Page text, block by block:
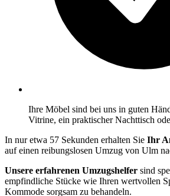
Ihre Möbel sind bei uns in guten
Vitrine, ein praktischer Nachttisch
In nur etwa 57 Sekunden erhalten Sie Ihr
auf einen reibungslosen Umzug von Ulm
Unsere erfahrenen Umzugshelfer sind
empfindliche Stücke wie Ihren wertvollen
Kommode sorgsam zu behandeln.